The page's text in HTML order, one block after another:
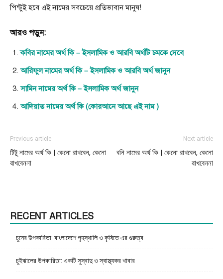
পিন্টুই হবে এই নামের সবচেয়ে প্রতিভাবান মানুষ!
আরও পড়ুন:
কবির নামের অর্থ কি – ইসলামিক ও আরবি অর্থটি চমকে দেবে
আরিফুল নামের অর্থ কি – ইসলামিক ও আরবি অর্থ জানুন
সামিন নামের অর্থ কি – ইসলামিক অর্থ জানুন
আদিয়াত নামের অর্থ কি (কোরআনে আছে এই নাম )
Previous article
টিটু নামের অর্থ কি | কেনো রাখবেন, কেনো
রাখবেননা
Next article
বনি নামের অর্থ কি | কেনো রাখবেন, কেনো
রাখবেননা
RECENT ARTICLES
চুনের উপকারিতা: বাংলাদেশে গৃহস্থালি ও কৃষিতে এর গুরুত্ব
চুইঝালের উপকারিতা: একটি সুস্বাদু ও স্বাস্থ্যকর খাবার